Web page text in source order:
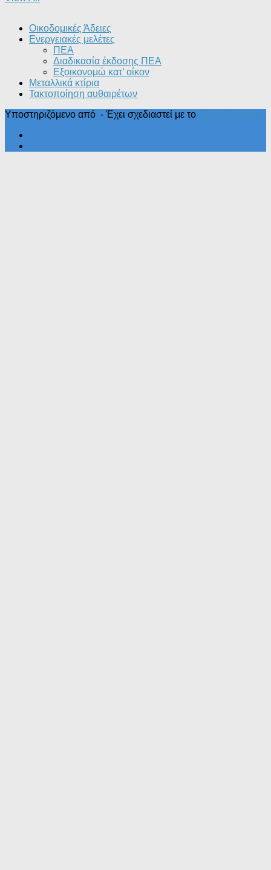
Οικοδομικές Άδειες
Ενεργειακές μελέτες
ΠΕΑ
Διαδικασία έκδοσης ΠΕΑ
Εξοικονομώ κατ’ οίκoν
Μεταλλικά κτίρια
Τακτοποίηση αυθαιρέτων
Υποστηριζόμενο από - Έχει σχεδιαστεί με το